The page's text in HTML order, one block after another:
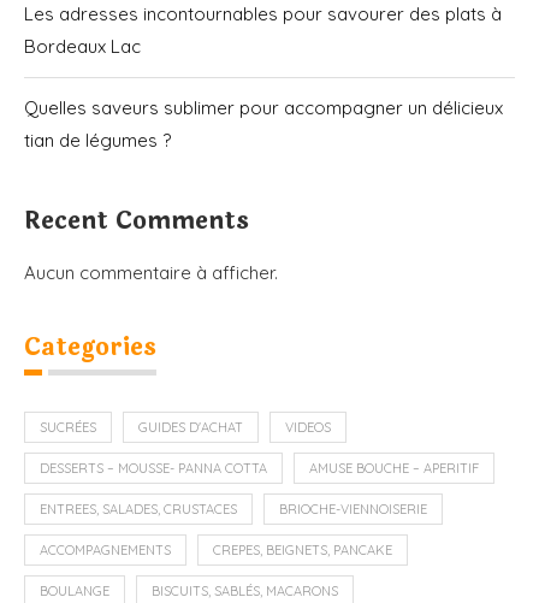
Les adresses incontournables pour savourer des plats à
Bordeaux Lac
Quelles saveurs sublimer pour accompagner un délicieux
tian de légumes ?
Recent Comments
Aucun commentaire à afficher.
Categories
SUCRÉES GUIDES D'ACHAT VIDEOS
DESSERTS – MOUSSE- PANNA COTTA AMUSE BOUCHE – APERITIF
ENTREES, SALADES, CRUSTACES BRIOCHE-VIENNOISERIE
ACCOMPAGNEMENTS CREPES, BEIGNETS, PANCAKE
BOULANGE BISCUITS, SABLÉS, MACARONS